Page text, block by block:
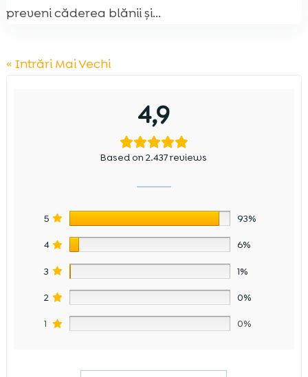
preveni căderea blănii și...
« Intrări Mai Vechi
4,9
Based on 2.437 reviews
5 93%
4 6%
3 1%
2 0%
1 0%